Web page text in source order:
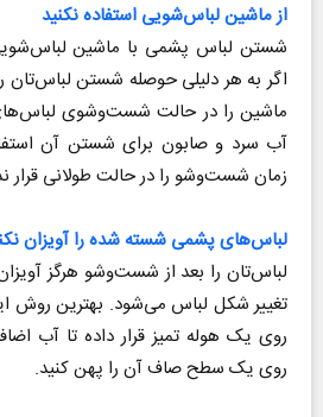
از ماشین لباس‌شویی استفاده نکنید
شستن لباس پشمی با ماشین
اگر به هر دلیلی حوصله شستن لباس‌تان
ماشین را در حالت شست‌وشوی
آب سرد و صابون برای شستن آن
زمان شست‌وشو را در حالت طولانی قرار
لباس‌های پشمی شسته شده را آویزان
لباس‌تان را بعد از شست‌وشو هرگز
تغییر شکل لباس می‌شود. بهترین روش
روی یک هوله تمیز قرار داده تا آب
روی یک سطح صاف آن را پهن کنید.